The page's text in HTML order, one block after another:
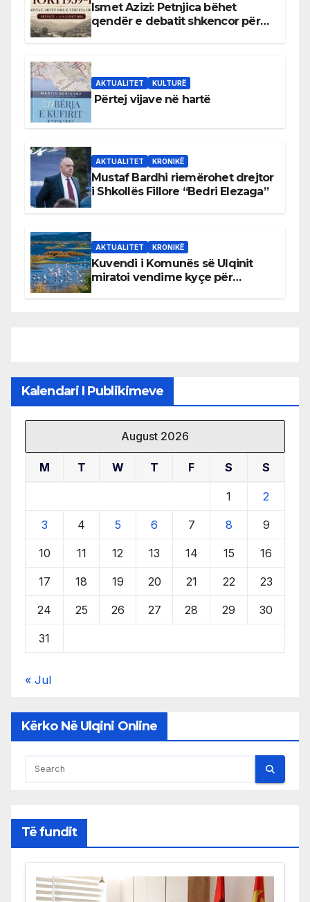
Ismet Azizi: Petnjica bëhet
qendër e debatit shkencor për
AKTUALITET KULTURË
Përtej vijave në hartë
AKTUALITET KRONIKË
Mustaf Bardhi riemërohet drejtor
i Shkollës Fillore “Bedri Elezaga”
AKTUALITET KRONIKË
Kuvendi i Komunës së Ulqinit
miratoi vendime kyçe për
Kalendari I Publikimeve
August 2026
M T W T F S S
1 2
3 4 5 6 7 8 9
10 11 12 13 14 15 16
17 18 19 20 21 22 23
24 25 26 27 28 29 30
31
« Jul
Kërko Në Ulqini Online
Të fundit